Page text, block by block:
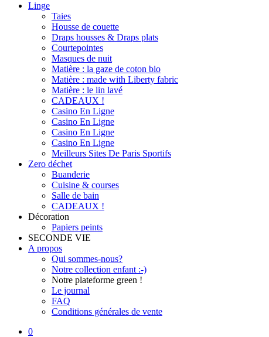
Linge
Taies
Housse de couette
Draps housses & Draps plats
Courtepointes
Masques de nuit
Matière : la gaze de coton bio
Matière : made with Liberty fabric
Matière : le lin lavé
CADEAUX !
Casino En Ligne
Casino En Ligne
Casino En Ligne
Casino En Ligne
Meilleurs Sites De Paris Sportifs
Zero déchet
Buanderie
Cuisine & courses
Salle de bain
CADEAUX !
Décoration
Papiers peints
SECONDE VIE
A propos
Qui sommes-nous?
Notre collection enfant :-)
Notre plateforme green !
Le journal
FAQ
Conditions générales de vente
0